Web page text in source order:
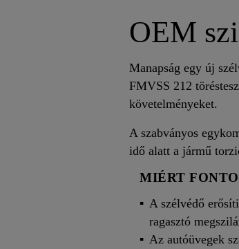
OEM
Manapság egy új
FMVSS 212
követelményeket.
A szabványos
idő alatt a jármű
MIÉRT
A szélvédő
ragasztó
Az autóüvegek